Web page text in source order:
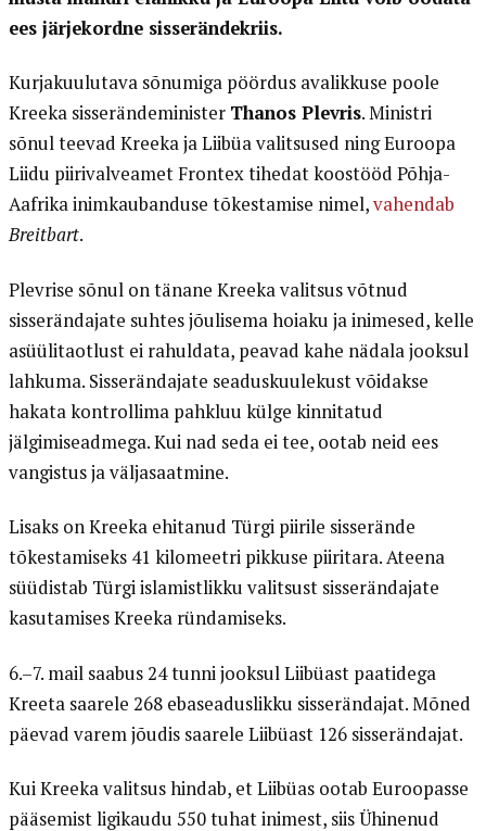
ees järjekordne sisserändekriis.
Kurjakuulutava sõnumiga pöördus avalikkuse poole
Kreeka sisserändeminister Thanos Plevris. Ministri
sõnul teevad Kreeka ja Liibüa valitsused ning Euroopa
Liidu piirivalveamet Frontex tihedat koostööd Põhja-
Aafrika inimkaubanduse tõkestamise nimel,vahendab
Breitbart.
Plevrise sõnul on tänane Kreeka valitsus võtnud
sisserändajate suhtes jõulisema hoiaku ja inimesed, kelle
asüülitaotlust ei rahuldata, peavad kahe nädala jooksul
lahkuma. Sisserändajate seaduskuulekust võidakse
hakata kontrollima pahkluu külge kinnitatud
jälgimiseadmega. Kui nad seda ei tee, ootab neid ees
vangistus ja väljasaatmine.
Lisaks on Kreeka ehitanud Türgi piirile sisserände
tõkestamiseks 41 kilomeetri pikkuse piiritara. Ateena
süüdistab Türgi islamistlikku valitsust sisserändajate
kasutamises Kreeka ründamiseks.
6.–7. mail saabus 24 tunni jooksul Liibüast paatidega
Kreeta saarele 268 ebaseaduslikku sisserändajat. Mõned
päevad varem jõudis saarele Liibüast 126 sisserändajat.
Kui Kreeka valitsus hindab, et Liibüas ootab Euroopasse
pääsemist ligikaudu 550 tuhat inimest, siis Ühinenud